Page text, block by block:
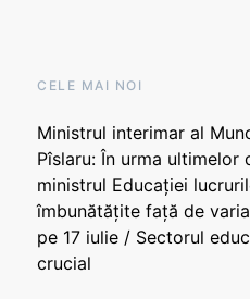
CELE MAI NOI
Ministrul interimar al
Pîslaru: În urma ultimelor
ministrul Educației
îmbunătățite față de
pe 17 iulie / Sectorul
crucial